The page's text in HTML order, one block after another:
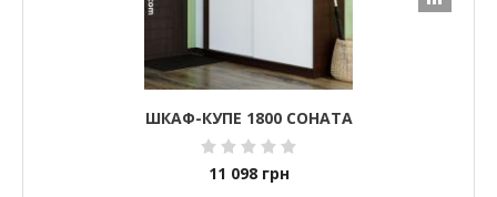
ШКАФ-КУПЕ 1800 СОНАТА
11 098 грн